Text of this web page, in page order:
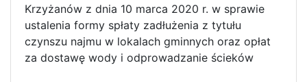
Krzyżanów z dnia 10 marca 2020 r. w sprawie
ustalenia formy spłaty zadłużenia z tytułu
czynszu najmu w lokalach gminnych oraz opłat
za dostawę wody i odprowadzanie ścieków